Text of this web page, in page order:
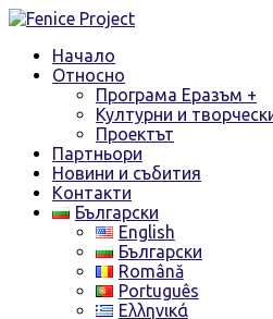
Skip
contentНачало
Относно
Програма Еразъм +
Културни и
Проектът
Партньори
Новини и събития
Контакти
Български
English
Български
Română
Português
Ελληνικά